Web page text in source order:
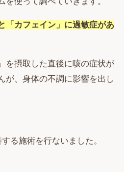
「カフェイン」に過敏症があ
を摂取した直後に咳の症状が
が、身体の不調に影響を出し
る施術を行ないました。